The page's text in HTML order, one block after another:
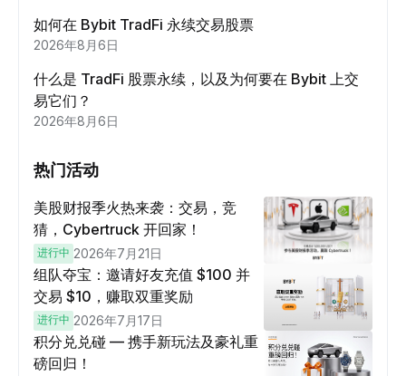
如何在 Bybit TradFi 永续交易股票
2026年8月6日
什么是 TradFi 股票永续，以及为何要在 Bybit 上交
易它们？
2026年8月6日
热门活动
美股财报季火热来袭：交易，竞
猜，Cybertruck 开回家！
进行中 2026年7月21日
组队夺宝：邀请好友充值 $100 并
交易 $10，赚取双重奖励
进行中 2026年7月17日
积分兑兑碰 — 携手新玩法及豪礼重
磅回归！